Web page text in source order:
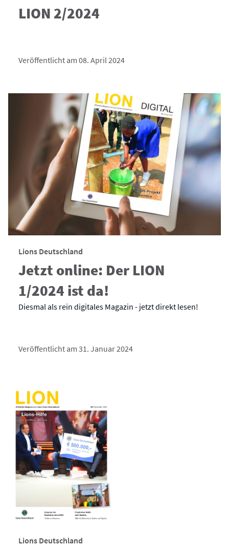
LION 2/2024
Veröffentlicht am 08. April 2024
Lions Deutschland
Jetzt online: Der LION
1/2024 ist da!
Diesmal als rein digitales Magazin - jetzt direkt lesen!
Veröffentlicht am 31. Januar 2024
Lions Deutschland